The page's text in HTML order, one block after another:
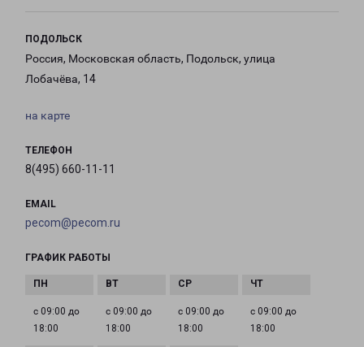
ПОДОЛЬСК
Россия, Московская область, Подольск, улица
Лобачёва, 14
на карте
ТЕЛЕФОН
8(495) 660-11-11
EMAIL
pecom@pecom.ru
ГРАФИК РАБОТЫ
с 09:00 до
18:00
с 09:00 до
18:00
с 09:00 до
18:00
с 09:00 до
18:00